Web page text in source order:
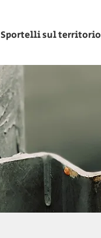
Sportelli sul territorio